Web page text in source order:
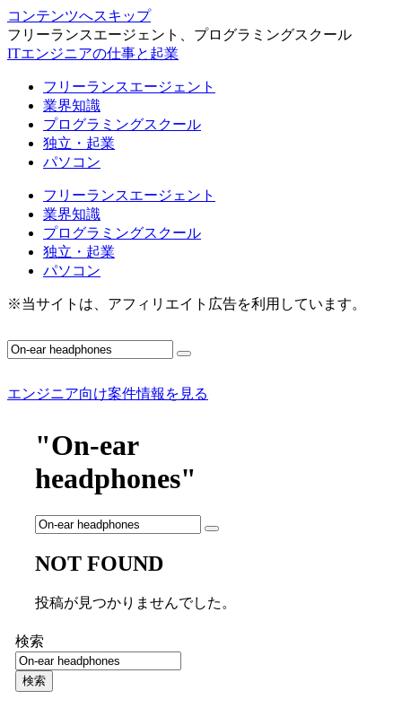
コンテンツへスキップ
フリーランスエージェント、プログラミングスクール
ITエンジニアの仕事と起業
フリーランスエージェント
業界知識
プログラミングスクール
独立・起業
パソコン
フリーランスエージェント
業界知識
プログラミングスクール
独立・起業
パソコン
※当サイトは、アフィリエイト広告を利用しています。
エンジニア向け案件情報を見る
"On-ear
headphones"
NOT FOUND
投稿が見つかりませんでした。
検索
検索